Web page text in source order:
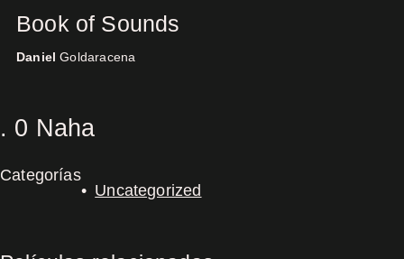
Book of Sounds
Daniel Goldaracena
. 0 Naha
Categorías
Uncategorized